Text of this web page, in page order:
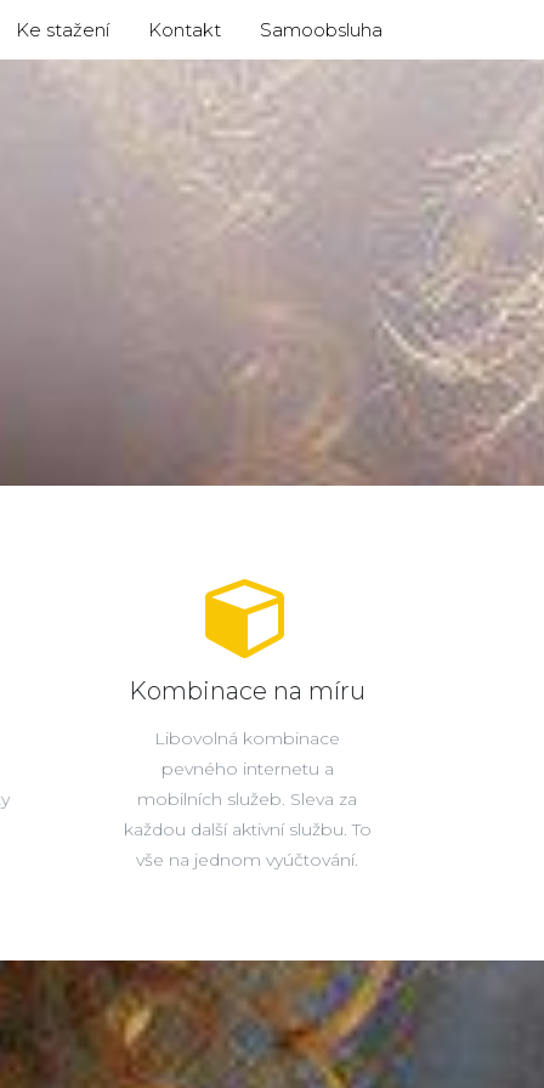
Ke stažení Kontakt Samoobsluha
Kombinace na míru
Libovolná kombinace
pevného internetu a
mobilních služeb. Sleva za
každou další aktivní službu. To
vše na jednom vyúčtování.